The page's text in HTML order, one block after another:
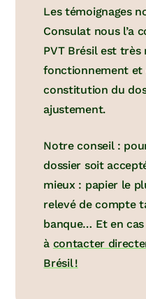
Les témoignages
Consulat nous l’a
PVT Brésil est très
fonctionnement et
constitution du
ajustement.
Notre conseil :
dossier soit
mieux : papier le
relevé de compte
banque… Et en cas
à contacter
Brésil !